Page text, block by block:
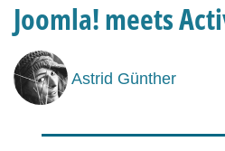
Joomla! meets
Astrid Günther